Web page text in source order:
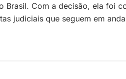
Brasil. Com a decisão, ela foi
judiciais que seguem em